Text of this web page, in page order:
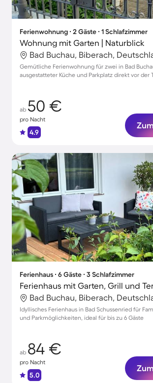
Ferienwohnung ∙ 2 Gäste ∙ 1 Schlafzimmer
Wohnung mit Garten | Naturblick
Bad Buchau, Biberach,
Gemütliche Ferienwohnung für zwei in Bad
ausgestatteter Küche und Parkplatz direkt vor der
ab 50 €
pro Nacht
4.9
Ferienhaus ∙ 6 Gäste ∙ 3 Schlafzimmer
Ferienhaus mit Garten, Grill und
Bad Buchau, Biberach,
Idyllisches Ferienhaus in Bad Schussenried für
und Parkmöglichkeiten, ideal für bis zu 6 Gäste
ab 84 €
pro Nacht
5.0